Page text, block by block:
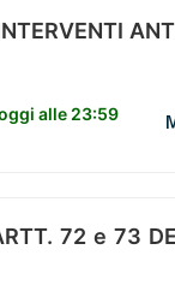
alle 23:59
72 e 73